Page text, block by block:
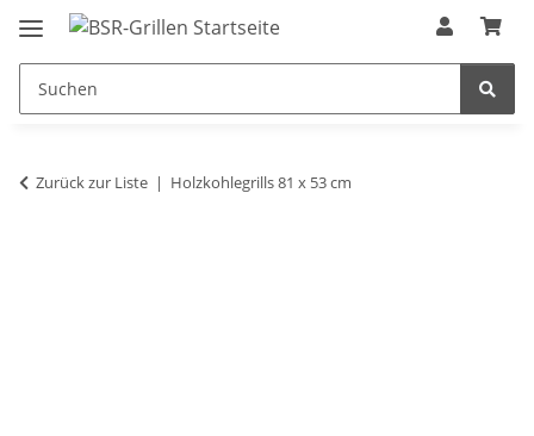
Zurück zur Liste Holzkohlegrills 81 x 53 cm